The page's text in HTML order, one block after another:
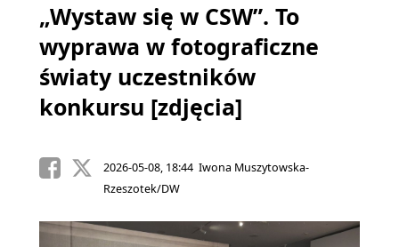
„Wystaw się w CSW”. To
wyprawa w fotograficzne
światy uczestników
konkursu [zdjęcia]
2026-05-08, 18:44 Iwona Muszytowska-
Rzeszotek/DW